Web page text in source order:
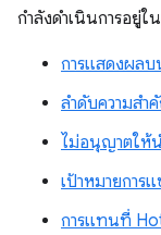
กำลังดำเนินการอยู่ใ
การแสดงผลบ
ลำดับความส
ไม่อนุญาตให้นํ
เป้าหมายการ
การแทนที่